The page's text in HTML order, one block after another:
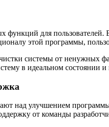
функций для
этой программы,
системы от ненужных
в идеальном состоянии
над улучшением
от команды